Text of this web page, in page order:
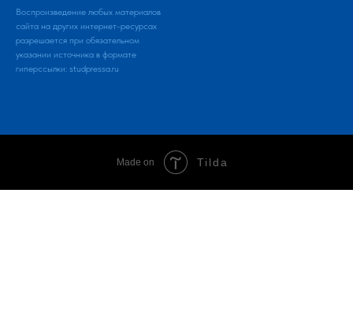
Воспроизведение любых материалов
сайта на других интернет-ресурсах
разрешается при обязательном
указании источника в формате
гиперссылки: studpressa.ru
Made on Tilda